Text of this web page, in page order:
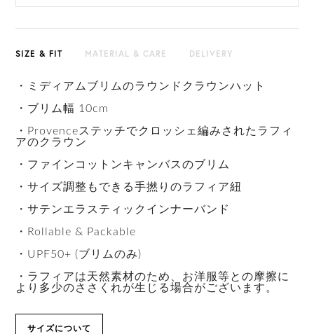
SIZE & FIT MATERIAL & CARE DELIVERY
・ミディアムブリムのラウンドクラウンハット
・ブリム幅 10cm
・Provenceステッチでクロッシェ編みされたラフィ
アのクラウン
・ファインコットンキャンバスのブリム
・サイズ調整もできる手撚りのラフィア紐
・サテンエラスティックインナーバンド
・Rollable & Packable
・UPF50+ (ブリムのみ)
・ラフィアは天然素材のため、お洋服等との摩擦に
より多少のささくれが生じる場合がございます。
サイズについて